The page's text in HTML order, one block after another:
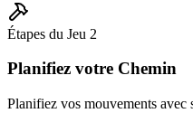
Étapes du Jeu 2
Planifiez votre Chemin
Planifiez vos mouvements avec